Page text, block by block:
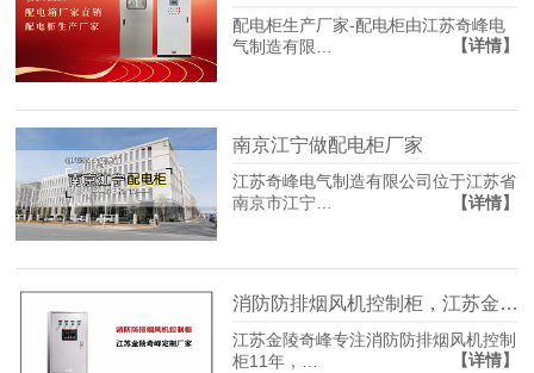
配电柜生产厂家-配电柜由江苏奇峰电
气制造有限…
【详情】
南京江宁做配电柜厂家
江苏奇峰电气制造有限公司位于江苏省
南京市江宁…
【详情】
消防防排烟风机控制柜，江苏金陵奇峰定制厂家
江苏金陵奇峰专注消防防排烟风机控制
柜11年，…
【详情】